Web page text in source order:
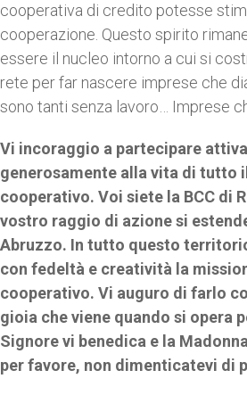
cooperativa di credito potesse
cooperazione. Questo spirito
essere il nucleo intorno a cui si
rete per far nascere imprese che
sono tanti senza lavoro… Imprese
Vi incoraggio a partecipare
generosamente alla vita di tutto
cooperativo. Voi siete la BCC di
vostro raggio di azione si
Abruzzo. In tutto questo
con fedeltà e creatività la
cooperativo. Vi auguro di farlo
gioia che viene quando si opera
Signore vi benedica e la
per favore, non dimenticatevi di